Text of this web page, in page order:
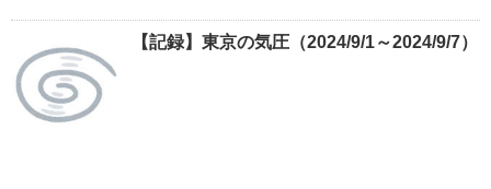
【記録】東京の気圧（2024/9/1～2024/9/7）